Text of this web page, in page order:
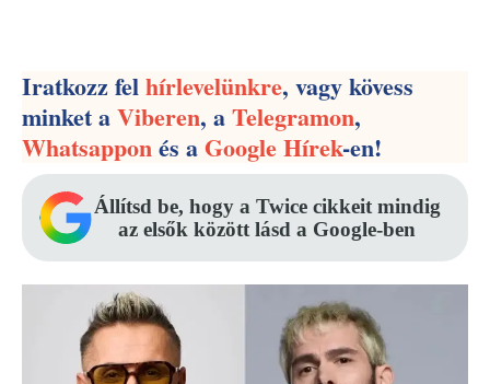
Iratkozz felhírlevelünkre, vagy kövess
minket aViberen, aTelegramon,
Whatsapponés aGoogle Hírek-en!
Állítsd be, hogy a Twice cikkeit mindig
az elsők között lásd a Google-ben